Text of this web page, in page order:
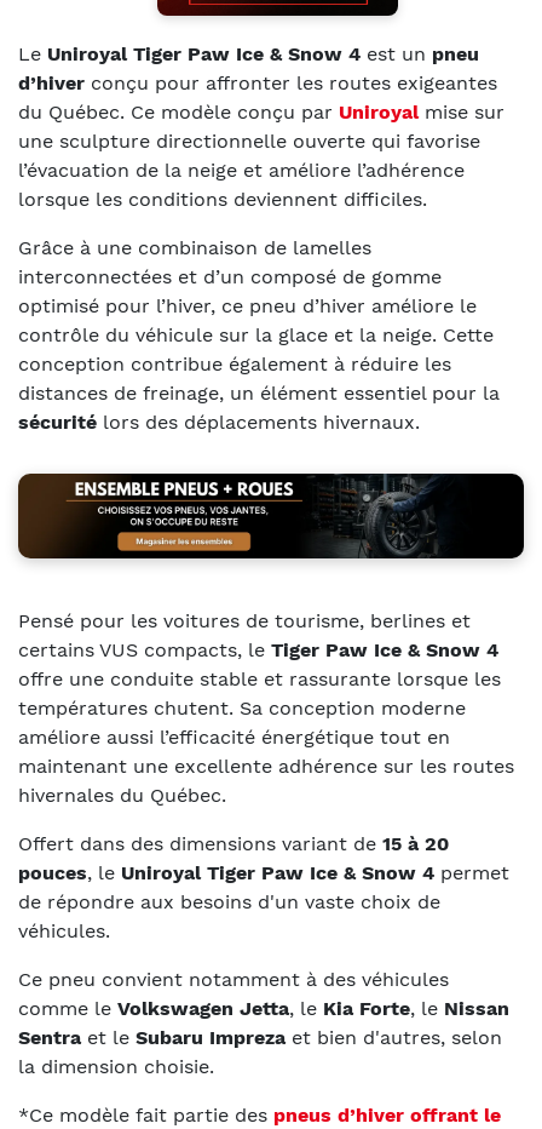
Le Uniroyal Tiger Paw Ice & Snow 4 est un pneu
d’hiver conçu pour affronter les routes exigeantes
du Québec. Ce modèle conçu par Uniroyalmise sur
une sculpture directionnelle ouverte qui favorise
l’évacuation de la neige et améliore l’adhérence
lorsque les conditions deviennent difficiles.
Grâce à une combinaison de lamelles
interconnectées et d’un composé de gomme
optimisé pour l’hiver, ce pneu d’hiver améliore le
contrôle du véhicule sur la glace et la neige. Cette
conception contribue également à réduire les
distances de freinage, un élément essentiel pour la
sécurité lors des déplacements hivernaux.
Pensé pour les voitures de tourisme, berlines et
certains VUS compacts, le Tiger Paw Ice & Snow 4
offre une conduite stable et rassurante lorsque les
températures chutent. Sa conception moderne
améliore aussi l’efficacité énergétique tout en
maintenant une excellente adhérence sur les routes
hivernales du Québec.
Offert dans des dimensions variant de 15 à 20
pouces, le Uniroyal Tiger Paw Ice & Snow 4 permet
de répondre aux besoins d'un vaste choix de
véhicules.
Ce pneu convient notamment à des véhicules
comme le Volkswagen Jetta, le Kia Forte, le Nissan
Sentraet le Subaru Imprezaet bien d'autres, selon
la dimension choisie.
*Ce modèle fait partie des pneus d’hiver offrant le